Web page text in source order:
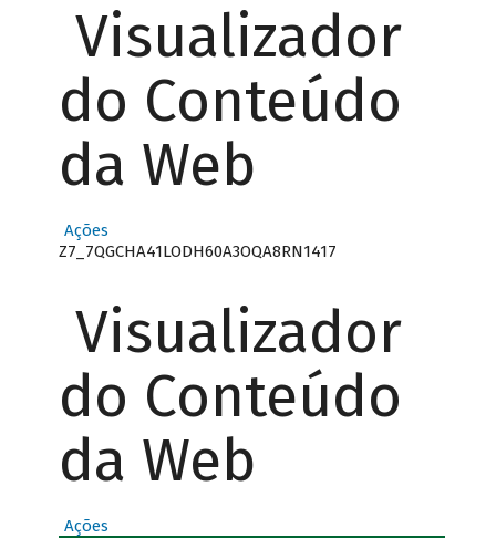
Visualizador
do Conteúdo
da Web
Ações
Z7_7QGCHA41LODH60A3OQA8RN1417
Visualizador
do Conteúdo
da Web
Ações